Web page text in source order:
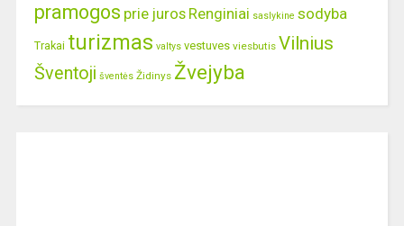
pramogos prie juros Renginiai saslykine sodyba
Trakai turizmas valtys vestuves viesbutis Vilnius
Šventoji šventės Židinys Žvejyba